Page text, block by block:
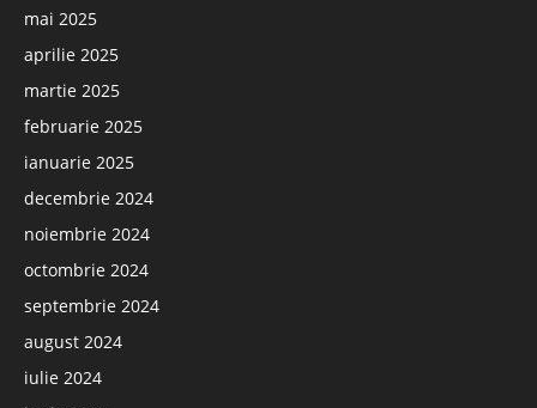
mai 2025
aprilie 2025
martie 2025
februarie 2025
ianuarie 2025
decembrie 2024
noiembrie 2024
octombrie 2024
septembrie 2024
august 2024
iulie 2024